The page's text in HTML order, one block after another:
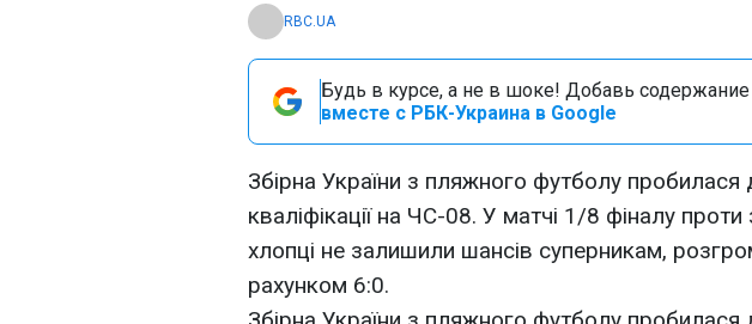
RBC.UA
Будь в курсе, а не в шоке! Добавь содержание
вместе с РБК-Украина в Google
Збірна України з пляжного футболу пробилася
кваліфікації на ЧС-08. У матчі 1/8 фіналу проти
хлопці не залишили шансів суперникам,
рахунком 6:0.